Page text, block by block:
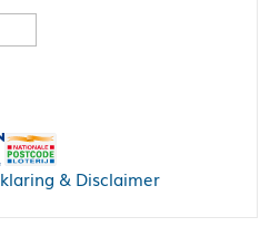
& Disclaimer